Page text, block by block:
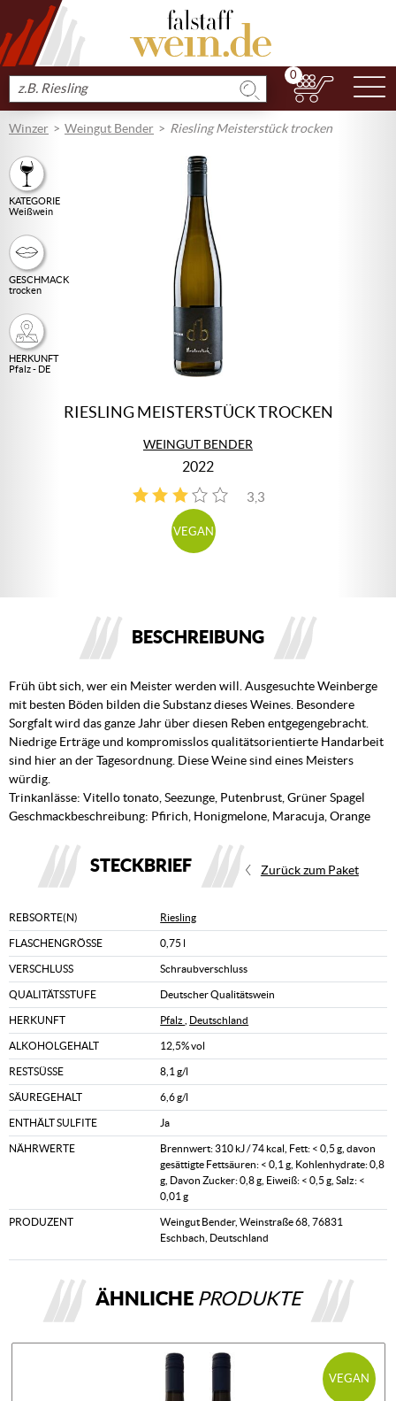
Produkt
suchen
0
Winzer Weingut Bender Riesling Meisterstück trocken
KATEGORIE
Weißwein
GESCHMACK
trocken
HERKUNFT
Pfalz - DE
RIESLING MEISTERSTÜCK TROCKEN
WEINGUT BENDER
2022
3,3
4
VEGAN
BESCHREIBUNG
Früh übt sich, wer ein Meister werden will. Ausgesuchte Weinberge
mit besten Böden bilden die Substanz dieses Weines. Besondere
Sorgfalt wird das ganze Jahr über diesen Reben entgegengebracht.
Niedrige Erträge und kompromisslos qualitätsorientierte Handarbeit
sind hier an der Tagesordnung. Diese Weine sind eines Meisters
würdig.
Trinkanlässe: Vitello tonato, Seezunge, Putenbrust, Grüner Spagel
Geschmackbeschreibung: Pfirich, Honigmelone, Maracuja, Orange
STECKBRIEF Zurück zum Paket
REBSORTE(N) Riesling
FLASCHENGRÖSSE 0,75 l
VERSCHLUSS Schraubverschluss
QUALITÄTSSTUFE Deutscher Qualitätswein
HERKUNFT Pfalz Deutschland
ALKOHOLGEHALT 12,5% vol
RESTSÜSSE 8,1 g/l
SÄUREGEHALT 6,6 g/l
ENTHÄLT SULFITE Ja
NÄHRWERTE
Brennwert: 310 kJ / 74 kcal, Fett: < 0,5 g, davon
gesättigte Fettsäuren: < 0,1 g, Kohlenhydrate: 0,8
g, Davon Zucker: 0,8 g, Eiweiß: < 0,5 g, Salz: <
0,01 g
PRODUZENT
Weingut Bender, Weinstraße 68, 76831
Eschbach, Deutschland
ÄHNLICHE PRODUKTE
VEGAN